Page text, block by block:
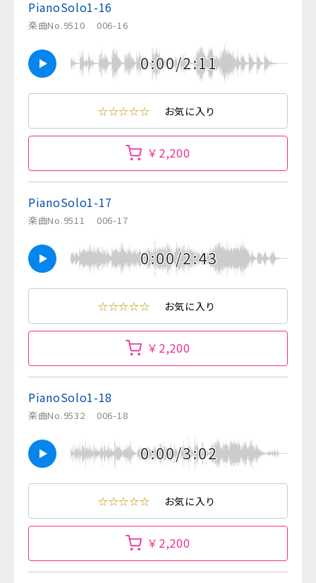
PianoSolo1-16
楽曲No.9510 006-16
0:00/2:11
☆☆☆☆☆ お気に入り
￥2,200
PianoSolo1-17
楽曲No.9511 006-17
0:00/2:43
☆☆☆☆☆ お気に入り
￥2,200
PianoSolo1-18
楽曲No.9532 006-18
0:00/3:02
☆☆☆☆☆ お気に入り
￥2,200